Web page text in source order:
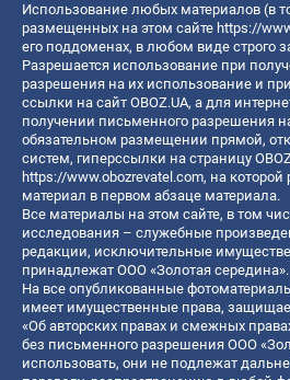
Использование любых материалов (в
размещенных на этом сайте https://
его поддоменах, в любом виде строго
Разрешается использование при
разрешения на их использование и
ссылки на сайт OBOZ.UA, а для
получении письменного разрешения
обязательном размещении прямой,
систем, гиперссылки на страницу
https://www.obozrevatel.com, на
материал в первом абзаце материала.
Все материалы на этом сайте, в том
исследования – служебные
редакции, исключительные
принадлежат ООО «Золотая середина».
На все опубликованные
имеет имущественные права,
«Об авторских правах и смежных
без письменного разрешения ООО
использовать, они не подлежат